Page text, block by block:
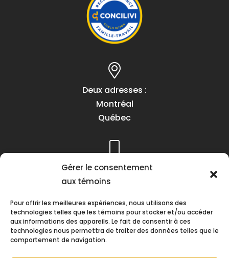
Gérer le consentement
aux témoins
Pour offrir les meilleures expériences, nous utilisons des
technologies telles que les témoins pour stocker et/ou accéder
aux informations des appareils. Le fait de consentir à ces
technologies nous permettra de traiter des données telles que le
comportement de navigation.
Deux adresses :
Montréal
Québec
Téléphone :
(418) 622-1001
Heures d’ouverture :